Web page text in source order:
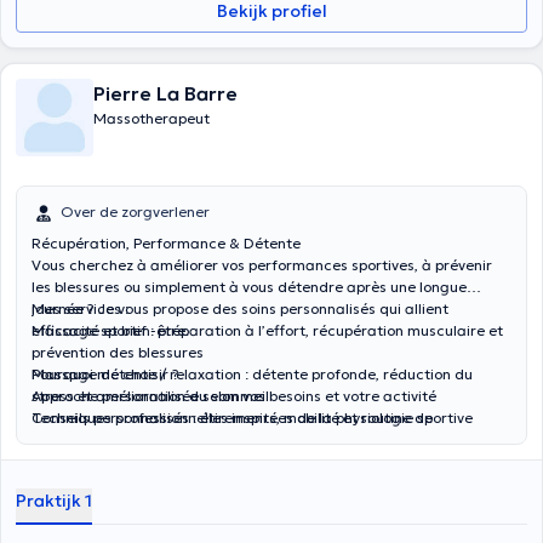
Bekijk profiel
Pierre La Barre
Massotherapeut
Over de zorgverlener
Récupération, Performance & Détente
Vous cherchez à améliorer vos performances sportives, à prévenir
les blessures ou simplement à vous détendre après une longue
journée ? Je vous propose des soins personnalisés qui allient
efficacité et bien-être.
Mes services :
Massage sportif : préparation à l’effort, récupération musculaire et
prévention des blessures
Massage détente / relaxation : détente profonde, réduction du
stress et amélioration du sommeil
Conseils personnalisés : étirements, mobilité et routine de
Pourquoi me choisir ?
Approche personnalisée selon vos besoins et votre activité
Techniques professionnelles inspirées de la physiologie sportive
Praktijk 1